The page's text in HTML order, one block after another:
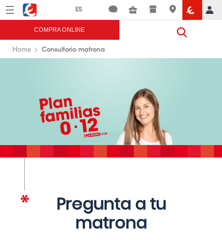
Menú Eroski
COMPRA ONLINE
Home Consultorio matrona
Pregunta a tu
matrona